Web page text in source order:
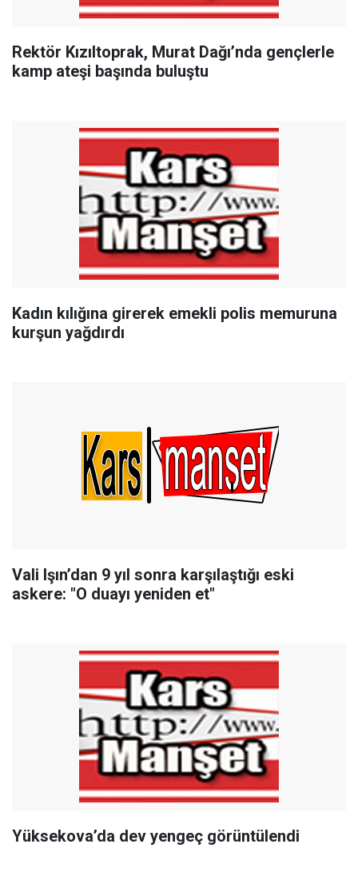
Rektör Kızıltoprak, Murat Dağı’nda gençlerle
kamp ateşi başında buluştu
Kadın kılığına girerek emekli polis memuruna
kurşun yağdırdı
Vali Işın’dan 9 yıl sonra karşılaştığı eski
askere: "O duayı yeniden et"
Yüksekova’da dev yengeç görüntülendi